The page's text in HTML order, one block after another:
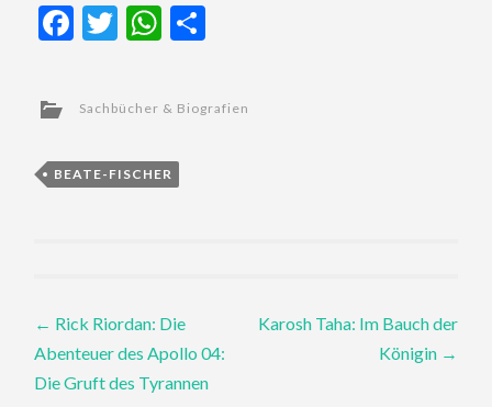
Facebook
TwitterWhatsApp
Sachbücher & Biografien
BEATE-FISCHER
Post
navigation
← Rick Riordan: Die
Abenteuer des Apollo 04:
Die Gruft des Tyrannen
Karosh Taha: Im Bauch der
Königin →